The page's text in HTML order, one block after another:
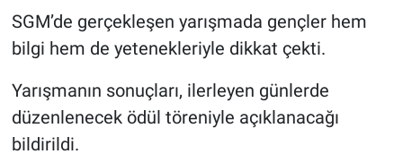
SGM’de gerçekleşen yarışmada gençler hem
bilgi hem de yetenekleriyle dikkat çekti.
Yarışmanın sonuçları, ilerleyen günlerde
düzenlenecek ödül töreniyle açıklanacağı
bildirildi.